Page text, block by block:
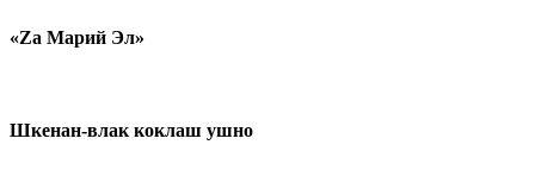
«Zа Марий Эл»
Шкенан-влак коклаш ушно